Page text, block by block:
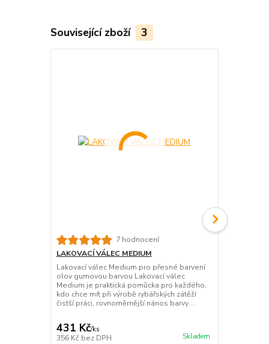
Související zboží 3
7 hodnocení
LAKOVACÍ VÁLEC MEDIUM
Lakovací válec Medium pro přesné barvení
olov gumovou barvou Lakovací válec
Medium je praktická pomůcka pro každého,
kdo chce mít při výrobě rybářských zátěží
čistší práci, rovnoměrnější nános barvy ...
431 Kč/ks
356 Kč bez DPH Skladem